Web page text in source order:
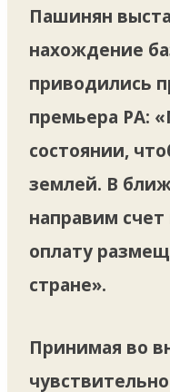
Пашинян
нахождение
приводились
премьера РА:
состоянии,
землей. В
направим
оплату
стране».
Принимая во